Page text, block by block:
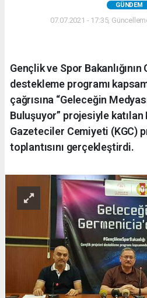
GÜNDEM
07.07.2021 - 17:35,
Gençlik ve Spor
destekleme programı
çağrısına “Geleceğin
Buluşuyor” projesiyle
Gazeteciler Cemiyeti (KGC)
toplantısını gerçekleştirdi.